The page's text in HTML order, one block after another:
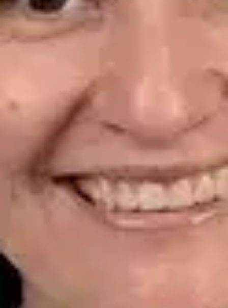
Linfologia
Dr. Leandro Wang
CGCOM | 464628929
Reservar cita Ver perfil
Dr. Alfredo del Valle Moreno Montañez — Dermatologist,
Global Health Spain Dr. Alfredo del Valle Moreno Montañez —
Dermatologist at Global Health Spain. Book an online video
consultation.
ES